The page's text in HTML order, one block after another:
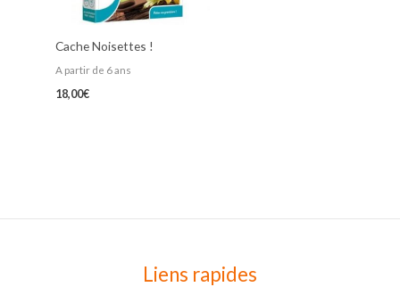
Cache Noisettes !
A partir de 6 ans
18,00€
Liens rapides